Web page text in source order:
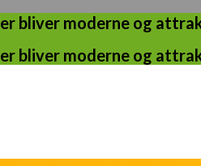
bliver moderne og
bliver moderne og